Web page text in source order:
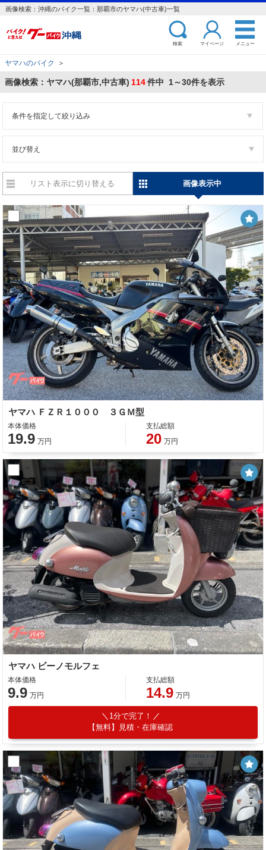
画像検索：沖縄のバイク一覧：那覇市のヤマハ(中古車)一覧
検索 マイページ メニュー
ヤマハのバイク ＞
画像検索：ヤマハ(那覇市,中古車) 114件中 1～30件を表示
条件を指定して絞り込み
並び替え
リスト表示に切り替える 画像表示中
ヤマハ ＦＺＲ１０００ ３ＧＭ型
本体価格
19.9 万円
支払総額
20 万円
ヤマハ ビーノモルフェ
本体価格
9.9 万円
支払総額
14.9 万円
1分で完了！
【無料】見積・在庫確認